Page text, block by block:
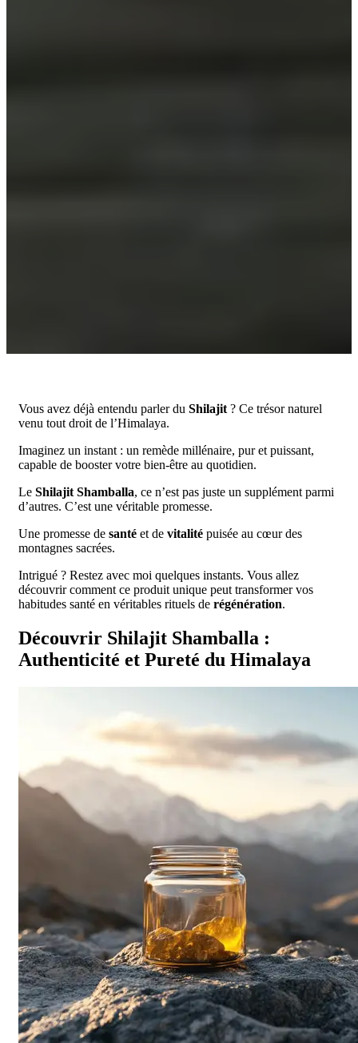
Vous avez déjà entendu parler du Shilajit ? Ce trésor naturel
venu tout droit de l’Himalaya.
Imaginez un instant : un remède millénaire, pur et puissant,
capable de booster votre bien-être au quotidien.
Le Shilajit Shamballa, ce n’est pas juste un supplément parmi
d’autres. C’est une véritable promesse.
Une promesse de santé et de vitalité puisée au cœur des
montagnes sacrées.
Intrigué ? Restez avec moi quelques instants. Vous allez
découvrir comment ce produit unique peut transformer vos
habitudes santé en véritables rituels de régénération.
Découvrir Shilajit Shamballa :
Authenticité et Pureté du Himalaya